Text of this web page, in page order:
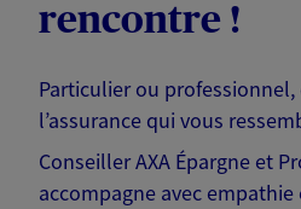
rencontre !
Particulier ou
l’assurance qui vous
Conseiller AXA Épargne et
accompagne avec